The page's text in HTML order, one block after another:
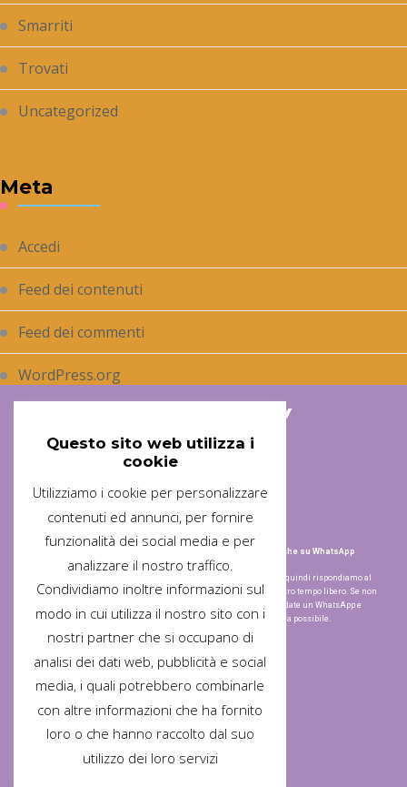
Smarriti
Trovati
Uncategorized
Meta
Accedi
Feed dei contenuti
Feed dei commenti
WordPress.org
Associazione Arischiogatti ODV
Sede Operativa
Crema – CR
civico; siamo di fronte al n. 10)
Mail
associazione.arischiogatti@gmail.com
Contatti
+ 39 338 385 8920 anche su WhatsApp
Siamo tutti volontari quindi rispondiamo al
telefono solo nel nostro tempo libero. Se non
ci trovate subito mandate un WhatsApp e
risponderemo il prima possibile.
Social
Questo sito web utilizza i
cookie
Utilizziamo i cookie per personalizzare
contenuti ed annunci, per fornire
funzionalità dei social media e per
analizzare il nostro traffico.
Condividiamo inoltre informazioni sul
modo in cui utilizza il nostro sito con i
nostri partner che si occupano di
analisi dei dati web, pubblicità e social
media, i quali potrebbero combinarle
con altre informazioni che ha fornito
loro o che hanno raccolto dal suo
utilizzo dei loro servizi